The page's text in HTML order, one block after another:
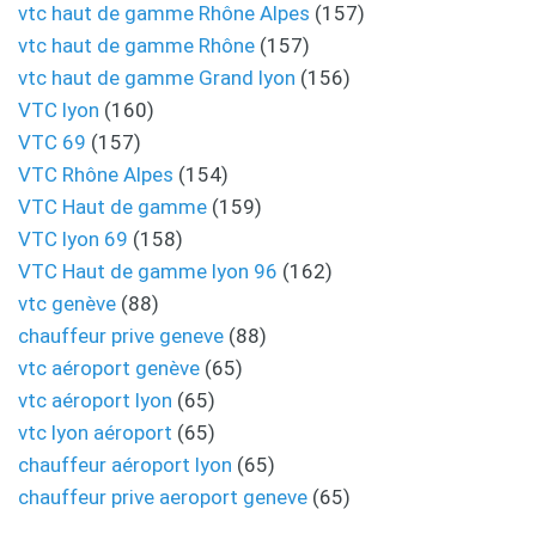
vtc haut de gamme Rhône Alpes (157)
vtc haut de gamme Rhône (157)
vtc haut de gamme Grand lyon (156)
VTC lyon (160)
VTC 69 (157)
VTC Rhône Alpes (154)
VTC Haut de gamme (159)
VTC lyon 69 (158)
VTC Haut de gamme lyon 96 (162)
vtc genève (88)
chauffeur prive geneve (88)
vtc aéroport genève (65)
vtc aéroport lyon (65)
vtc lyon aéroport (65)
chauffeur aéroport lyon (65)
chauffeur prive aeroport geneve (65)